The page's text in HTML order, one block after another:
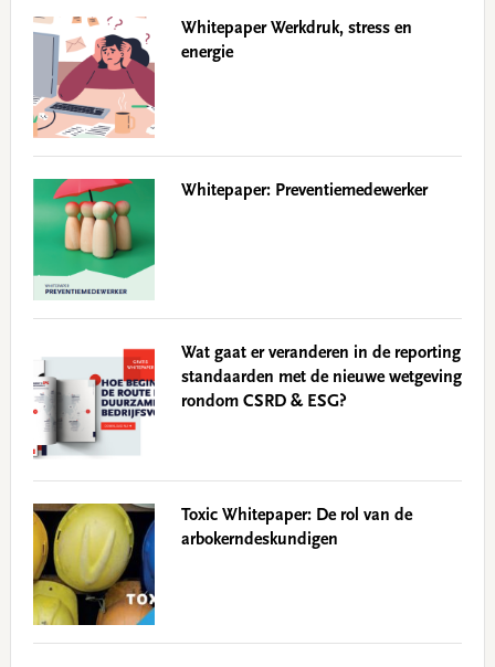
Whitepaper Werkdruk, stress en
energie
Whitepaper: Preventiemedewerker
Wat gaat er veranderen in de reporting
standaarden met de nieuwe wetgeving
rondom CSRD & ESG?
Toxic Whitepaper: De rol van de
arbokerndeskundigen